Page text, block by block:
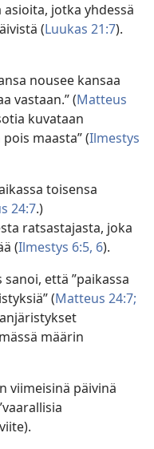
jotka yhdessä
(Luukas 21:7).
nousee kansaa
vastaan.” (Matteus
kuvataan
maasta” (Ilmestys
toisensa
24:7.)
ratsastajasta, joka
(Ilmestys 6:5, 6).
sanoi, että ”paikassa
(Matteus 24:7;
määrin
viimeisinä päivinä